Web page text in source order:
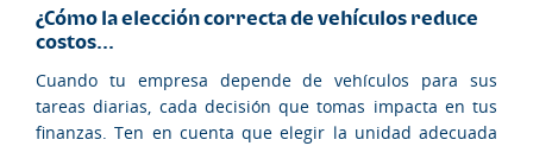
¿Cómo la elección correcta de vehículos reduce
costos...
Cuando tu empresa depende de vehículos para sus
tareas diarias, cada decisión que tomas impacta en tus
finanzas. Ten en cuenta que elegir la unidad adecuada